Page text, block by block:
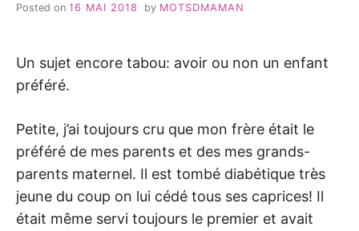
Posted on 16 MAI 2018 by MOTSDMAMAN
Un sujet encore tabou: avoir ou non un enfant
préféré.
Petite, j’ai toujours cru que mon frère était le
préféré de mes parents et des mes grands-
parents maternel. Il est tombé diabétique très
jeune du coup on lui cédé tous ses caprices! Il
était même servi toujours le premier et avait